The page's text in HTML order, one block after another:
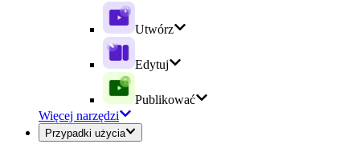
Utwórz
Edytuj
Publikować
Więcej narzędzi
Przypadki użycia